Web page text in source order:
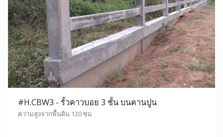
#H.CBW3 - รั้วคาวบอย 3 ชั้น บนคานปูน
ความสูงจากพื้นดิน 120 ซม